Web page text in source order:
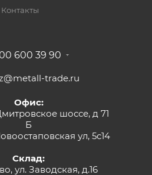
Контакты
600 39 90
trade.ru
Офис:
шоссе, д 71
Б
ул, 5с14
Склад:
ул. Заводская, д.16